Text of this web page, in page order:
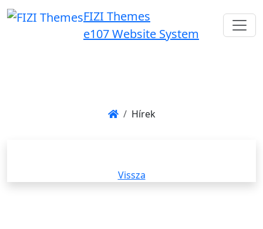
FIZI Themes
e107 Website System
Hírek
Vissza